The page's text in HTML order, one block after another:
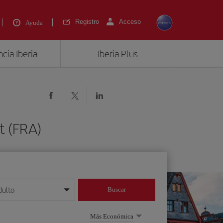
Ayuda Registro Acceso
Iberia Iberia Plus
(FRA)
mes/año
Buscar
Más Económica